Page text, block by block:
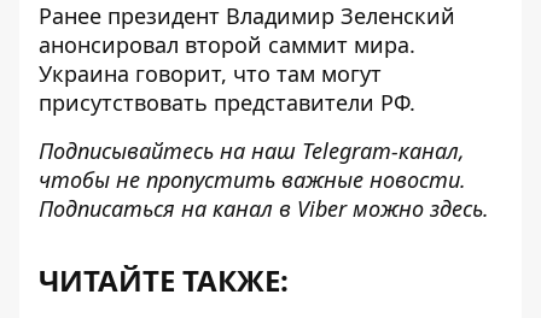
Ранее президент Владимир Зеленский
анонсировал второй саммит мира.
Украина говорит, что там могут
присутствовать представители РФ.
Подписывайтесь на наш Telegram-канал,
чтобы не пропустить важные новости.
Подписаться на канал в Viber можно здесь.
ЧИТАЙТЕ ТАКЖЕ: